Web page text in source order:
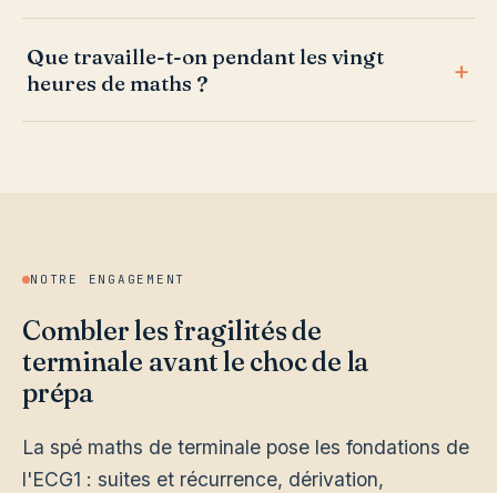
Que travaille-t-on pendant les vingt
heures de maths ?
NOTRE ENGAGEMENT
Combler les fragilités de
terminale avant le choc de la
prépa
La spé maths de terminale pose les fondations de
l'ECG1 : suites et récurrence, dérivation,